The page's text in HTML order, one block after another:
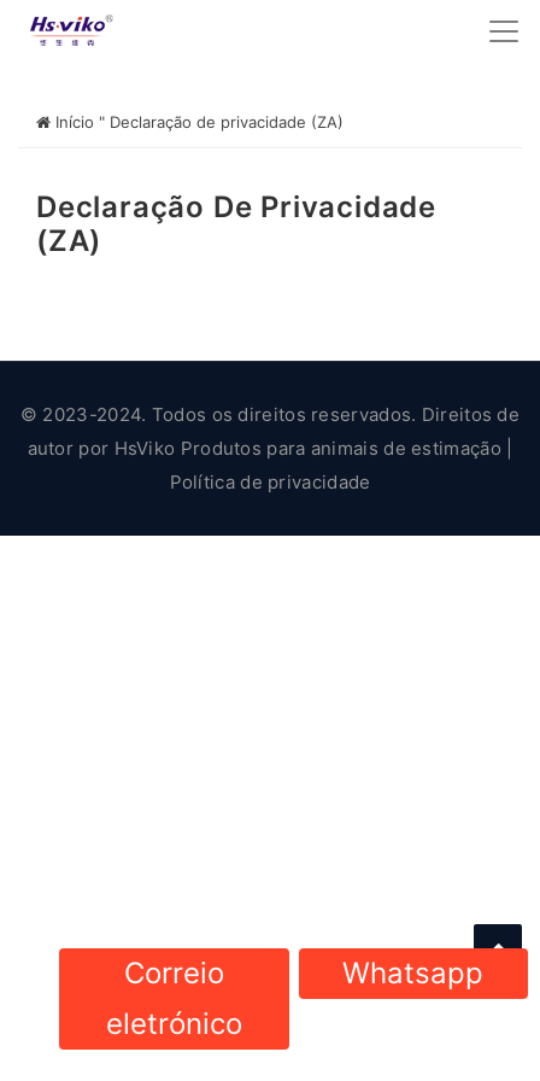
Início " Declaração de privacidade (ZA)
Declaração De Privacidade
(ZA)
Correio
eletrónico
Whatsapp
© 2023-2024. Todos os direitos reservados. Direitos de
autor por HsViko Produtos para animais de estimação
Política de privacidade